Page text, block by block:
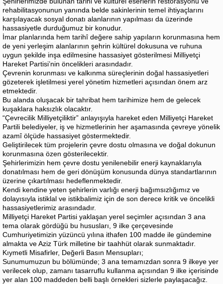
rehabilitasyonunun yanında belde sakinlerinin temel ihtiyaçlarını
karşılayacak sosyal donatı alanlarının yapılması da üzerinde
hassasiyetle durduğumuz bir konudur.
İmar planlarında hem tarihî değere sahip yapıların korunmasına hem
de yeni yerleşim alanlarının şehrin kültürel dokusuna ve ruhuna
uygun şekilde inşa edilmesine hassasiyet gösterilmesi Milliyetçi
Hareket Partisi’nin öncelikleri arasındadır.
Çevrenin korunması ve kalkınma süreçlerinin doğal hassasiyetleri
gözeterek işletilmesi yerel yönetim hizmetleri açısından önem arz
etmektedir.
Bu alanda oluşacak bir tahribat hem tarihimize hem de gelecek
kuşaklara haksızlık olacaktır.
“Çevrecilik Milliyetçiliktir” anlayışıyla hareket eden Milliyetçi Hareket
Partili belediyeler, iş ve hizmetlerinin her aşamasında çevreye yönelik
azamî ölçüde hassasiyet göstermektedir.
Geliştirilecek tüm projelerin çevre dostu olmasına ve doğal dokunun
korunmasına özen gösterilecektir.
Şehirlerimizin hem çevre dostu yenilenebilir enerji kaynaklarıyla
donatılması hem de geri dönüşüm konusunda dünya standartlarının
üzerine çıkartılması hedeflenmektedir.
Kendi kendine yeten şehirlerin varlığı enerji bağımsızlığımız ve
dolayısıyla istiklal ve istikbalimiz için de son derece kritik ve öncelikli
hassasiyetlerimiz arasındadır.
Milliyetçi Hareket Partisi yaklaşan yerel seçimler açısından 3 ana
tema olarak gördüğü bu hususları, 9 ilke çerçevesinde
Cumhuriyetimizin yüzüncü yılına ithafen 100 madde ile gündemine
almakta ve Aziz Türk milletine bir taahhüt olarak sunmaktadır.
Kıymetli Misafirler, Değerli Basın Mensupları;
Sunumumuzun bu bölümünde; 3 ana temamızdan sonra 9 ilkeye yer
verilecek olup, zamanı tasarruflu kullanma açısından 9 ilke içerisinde
yer alan 100 maddeden belli başlı örnekleri sizlerle paylaşacağız.